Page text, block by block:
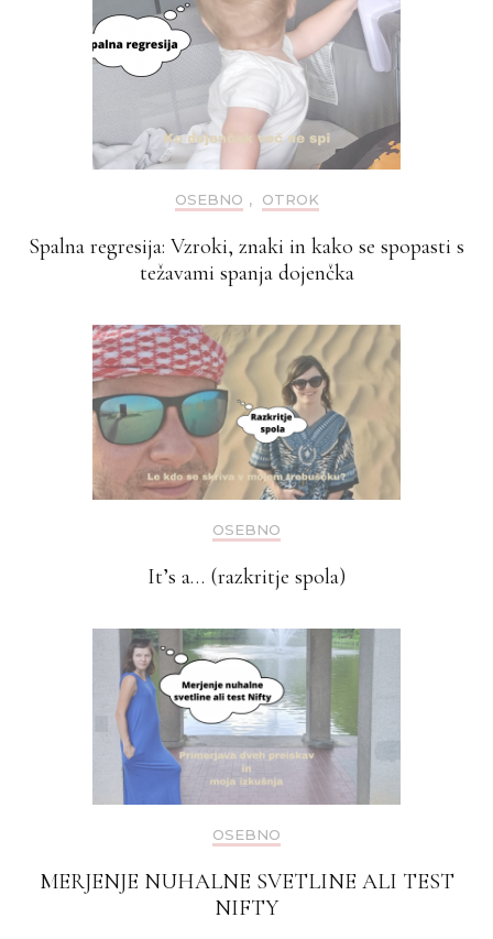
OSEBNO , OTROK
Spalna regresija: Vzroki, znaki in kako se spopasti s
težavami spanja dojenčka
OSEBNO
It’s a… (razkritje spola)
OSEBNO
MERJENJE NUHALNE SVETLINE ALI TEST
NIFTY